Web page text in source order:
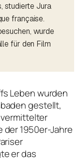
studierte Jura
française.
wurde
für den Film
Leben wurden
gestellt,
vermittelter
1950er-Jahre
er das